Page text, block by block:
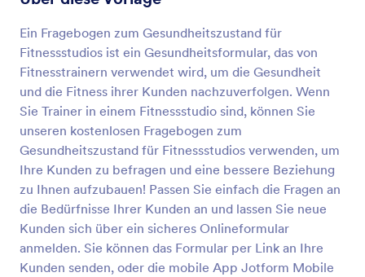
Ein Fragebogen zum Gesundheitszustand für
Fitnessstudios ist ein Gesundheitsformular, das von
Fitnesstrainern verwendet wird, um die Gesundheit
und die Fitness ihrer Kunden nachzuverfolgen. Wenn
Sie Trainer in einem Fitnessstudio sind, können Sie
unseren kostenlosen Fragebogen zum
Gesundheitszustand für Fitnessstudios verwenden, um
Ihre Kunden zu befragen und eine bessere Beziehung
zu Ihnen aufzubauen! Passen Sie einfach die Fragen an
die Bedürfnisse Ihrer Kunden an und lassen Sie neue
Kunden sich über ein sicheres Onlineformular
anmelden. Sie können das Formular per Link an Ihre
Kunden senden, oder die mobile App Jotform Mobile
Eingabetabelle werden die verschiedenen
Fähigkeiten und Qualitäten eines Fußballspielers in
den folgenden Kategorien bewertet: Hervorragend,
gut, durchschnittlich, verbesserungswürdig und
schlecht. Diese Vorlage verwendet das
Sternebewertungs-Tool, um die Gesamtbewertung
des Spielers zu ermitteln. Diese Formularvorlage
nutzt auch die Felder für Langtexteingabe für das
Feedback des Trainers, des Bewerters, die Stärken
und Schwächen des Spielers, die
verbesserungswürdigen Bereiche und die Ziele. Sie
können das Logo des Teams oben im Formular
hinzufügen oder das Farbschema mithilfe des Form
Builder bearbeiten. Mit Hilfe des Signatur-Tools kann
dieses Formular die Unterschrift des Trainers oder
des Bewerters erfassen, die bestätigt, dass sie die
Bewertung durchgeführt haben.